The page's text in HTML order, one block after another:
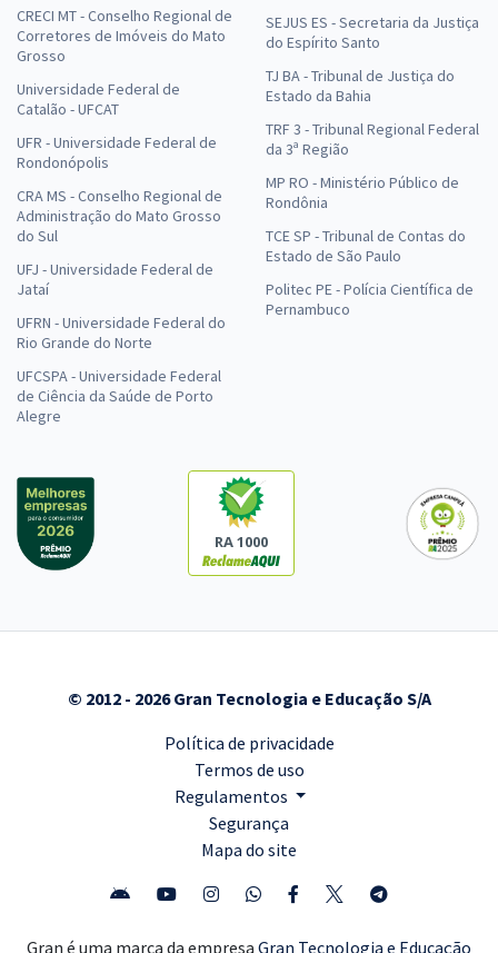
CRECI MT - Conselho Regional de
Corretores de Imóveis do Mato
Grosso
Universidade Federal de
Catalão - UFCAT
UFR - Universidade Federal de
Rondonópolis
CRA MS - Conselho Regional de
Administração do Mato Grosso
do Sul
UFJ - Universidade Federal de
Jataí
UFRN - Universidade Federal do
Rio Grande do Norte
UFCSPA - Universidade Federal
de Ciência da Saúde de Porto
Alegre
SEJUS ES - Secretaria da Justiça
do Espírito Santo
TJ BA - Tribunal de Justiça do
Estado da Bahia
TRF 3 - Tribunal Regional Federal
da 3ª Região
MP RO - Ministério Público de
Rondônia
TCE SP - Tribunal de Contas do
Estado de São Paulo
Politec PE - Polícia Científica de
Pernambuco
RA 1000
© 2012 - 2026 Gran Tecnologia e Educação S/A
Política de privacidade
Termos de uso
Regulamentos
Segurança
Mapa do site
Gran é uma marca da empresa Gran Tecnologia e Educação